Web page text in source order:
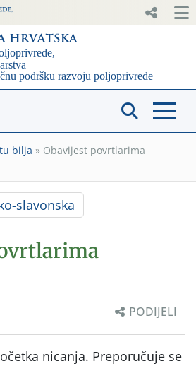
bilja » Obavijest povrtlarima
slavonska
PODIJELI
nicanja. Preporučuje se